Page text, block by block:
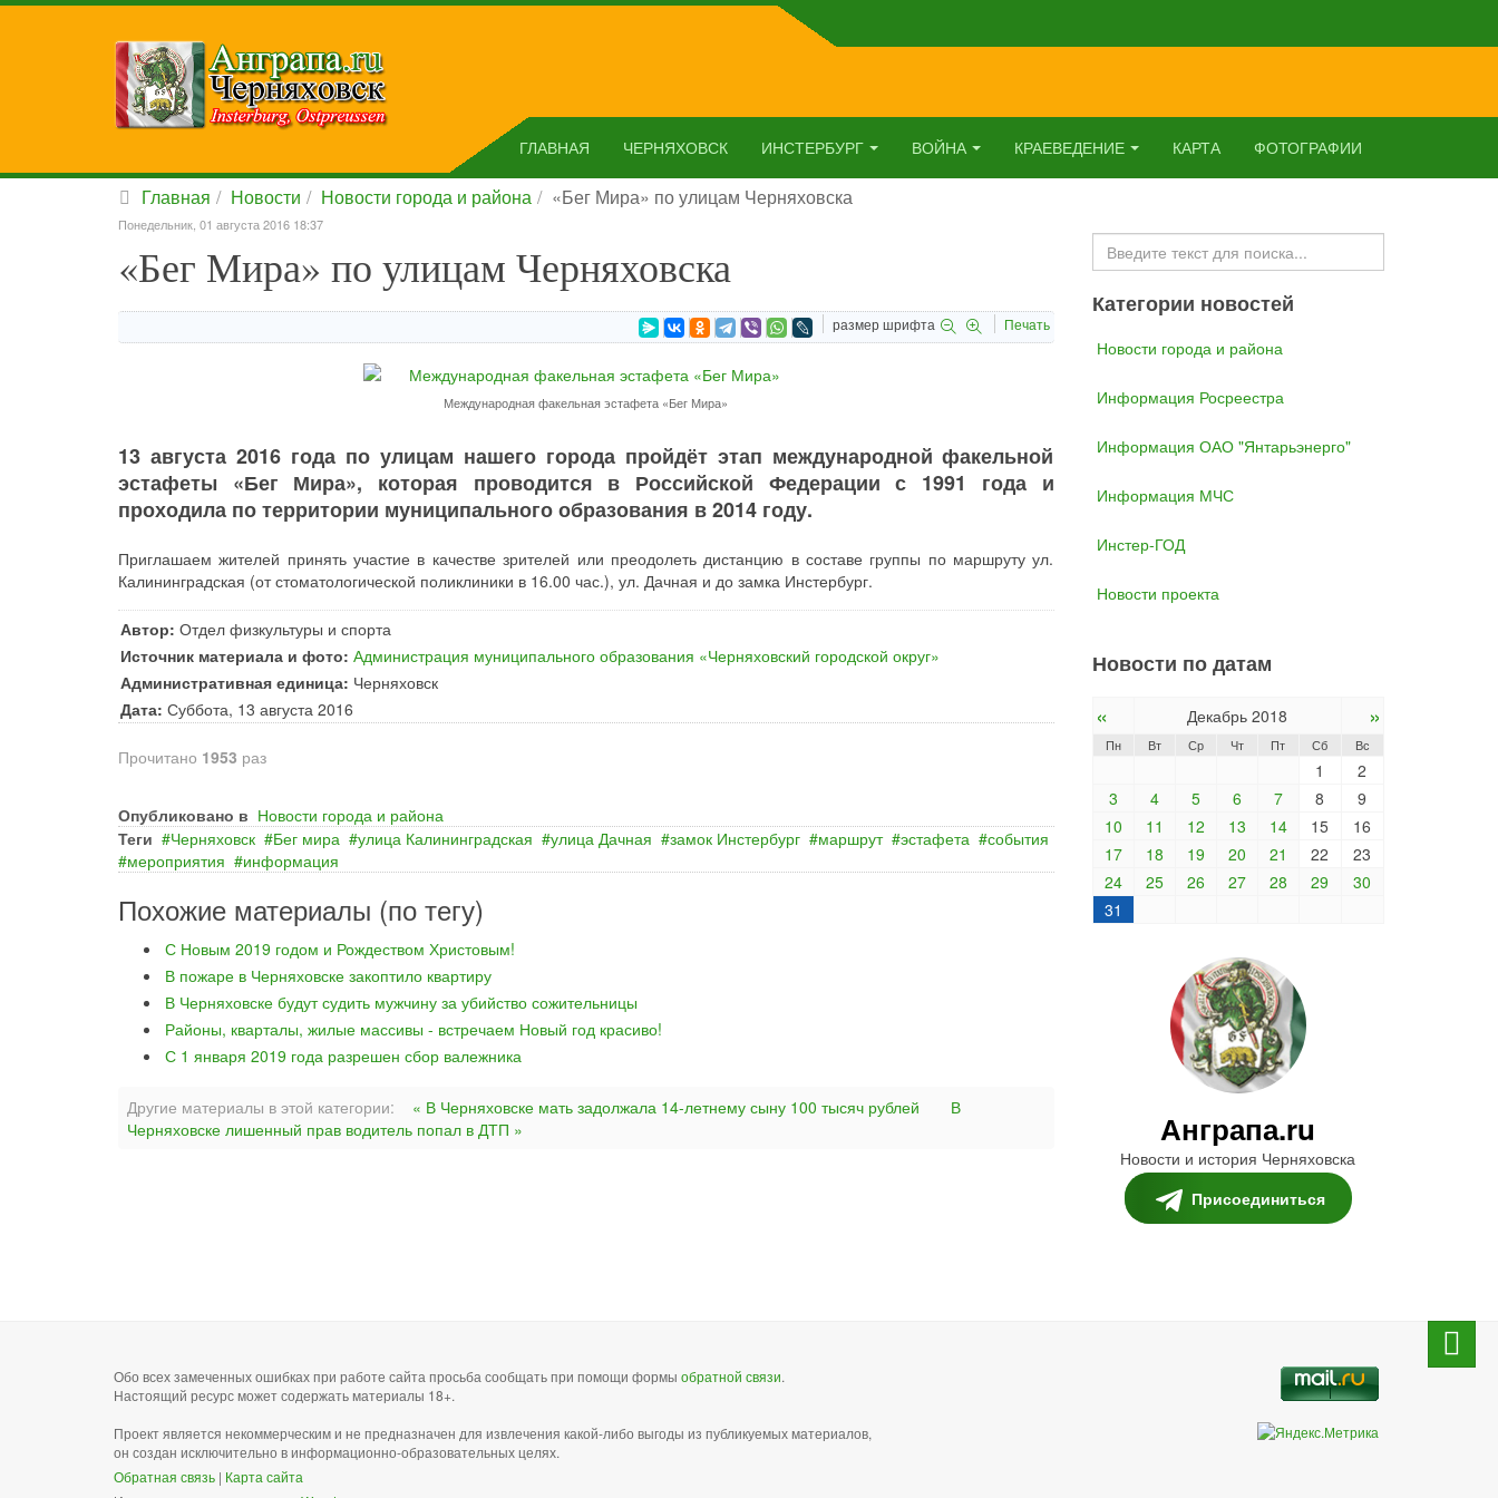
ГЛАВНАЯ ЧЕРНЯХОВСК ИНСТЕРБУРГ ВОЙНА КРАЕВЕДЕНИЕ КАРТА ФОТОГРАФИИ
Главная Новости Новости города и района «Бег Мира» по улицам Черняховска
Понедельник, 01 августа 2016 18:37
«Бег Мира» по улицам Черняховска
размер шрифта Печать
Международная факельная эстафета «Бег Мира»
13 августа 2016 года по улицам нашего города пройдёт этап международной факельной
эстафеты «Бег Мира», которая проводится в Российской Федерации с 1991 года и
проходила по территории муниципального образования в 2014 году.
Приглашаем жителей принять участие в качестве зрителей или преодолеть дистанцию в составе группы по маршруту ул.
Калининградская (от стоматологической поликлиники в 16.00 час.), ул. Дачная и до замка Инстербург.
Автор: Отдел физкультуры и спорта
Источник материала и фото: Администрация муниципального образования «Черняховский городской округ»
Административная единица: Черняховск
Дата: Суббота, 13 августа 2016
Прочитано 1953 раз
Опубликовано в Новости города и района
Теги
Черняховск Бег мира улица Калининградская улица Дачная замок Инстербург маршрут эстафета
события
мероприятия
информация
Похожие материалы (по тегу)
С Новым 2019 годом и Рождеством Христовым!
В пожаре в Черняховске закоптило квартиру
В Черняховске будут судить мужчину за убийство сожительницы
Районы, кварталы, жилые массивы - встречаем Новый год красиво!
С 1 января 2019 года разрешен сбор валежника
Другие материалы в этой категории: « В Черняховске мать задолжала 14-летнему сыну 100 тысяч рублей
В
Черняховске лишенный прав водитель попал в ДТП »
Искать...
Категории новостей
Новости города и района
Информация Росреестра
Информация ОАО "Янтарьэнерго"
Информация МЧС
Инстер-ГОД
Новости проекта
Новости по датам
« Декабрь 2018 »
Пн Вт Ср Чт Пт Сб Вс
1
2
3
4 5 6 7 8
9
10
11 12 13 14 15
16
17
18 19 20 21 22
23
24
25 26 27 28 29
30
31
Анграпа.ru
Новости и история Черняховска
Присоединиться
Обо всех замеченных ошибках при работе сайта просьба сообщать при помощи формы обратной связи.
Настоящий ресурс может содержать материалы 18+.
Проект является некоммерческим и не предназначен для извлечения какой-либо выгоды из публикуемых материалов,
он создан исключительно в информационно-образовательных целях.
Обратная связь | Карта сайта